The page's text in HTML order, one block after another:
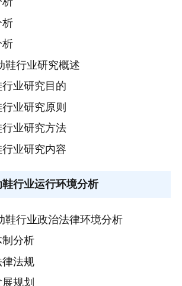
析
析
鞋行业研究概述
业研究目的
业研究原则
业研究方法
业研究内容
鞋行业运行环境分析
鞋行业政治法律环境分析
分析
法规
规划